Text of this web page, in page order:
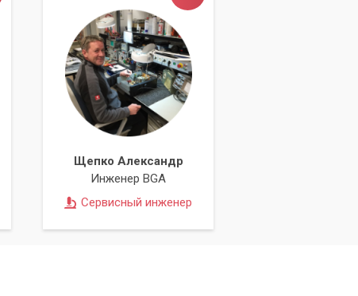
Щепко Александр
Инженер BGA
Сервисный инженер